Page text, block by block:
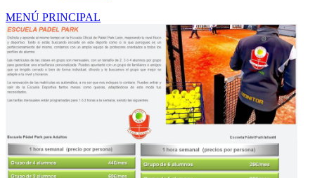
MENÚ PRINCIPAL